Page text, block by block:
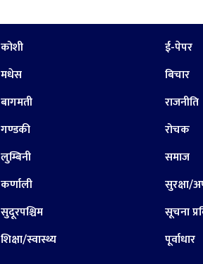
कोशी
मधेस
बागमती
गण्डकी
लुम्बिनी
कर्णाली
सुदूरपश्चिम
शिक्षा/स्वास्थ्य
ई-पेपर
बिचार
राजनीति
रोचक
समाज
सुरक्षा/
सूचना
पूर्वाधार